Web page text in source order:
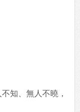
知、無人不曉，